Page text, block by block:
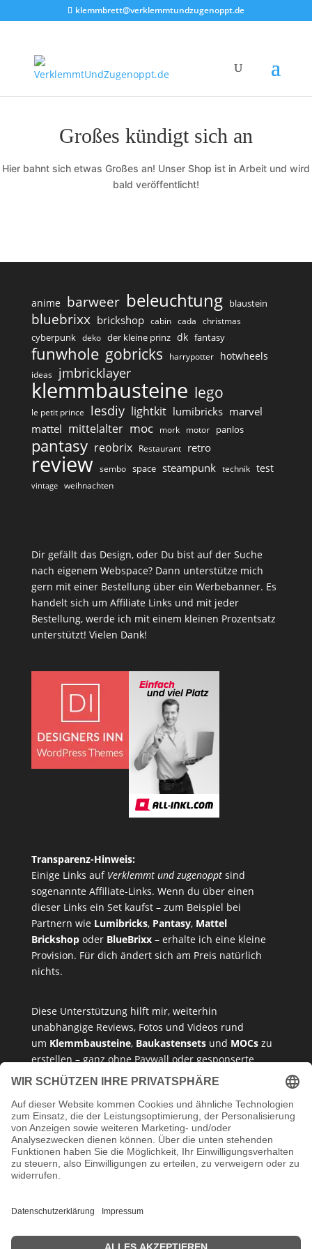
klemmbrett@verklemmtundzugenoppt.de
Großes kündigt sich an
Hier bahnt sich etwas Großes an! Unser Shop ist in Arbeit und wird
bald veröffentlicht!
anime barweer beleuchtung blaustein
bluebrixx brickshop cabin cada christmas
cyberpunk deko der kleine prinz dk fantasy
funwhole gobricks harrypotter hotwheels
ideas jmbricklayer
klemmbausteine lego
le petit prince lesdiy lightkit lumibricks marvel
mattel mittelalter moc mork motor panlos
pantasy reobrix Restaurant retro
review sembo space steampunk technik test
vintage weihnachten
Dir gefällt das Design, oder Du bist auf der Suche
nach eigenem Webspace? Dann unterstütze mich
gern mit einer Bestellung über ein Werbebanner. Es
handelt sich um Affiliate Links und mit jeder
Bestellung, werde ich mit einem kleinen Prozentsatz
unterstützt! Vielen Dank!
Transparenz-Hinweis:
Einige Links auf Verklemmt und zugenopptsind
sogenannte Affiliate-Links. Wenn du über einen
dieser Links ein Set kaufst – zum Beispiel bei
Partnern wie Lumibricks, Pantasy, Mattel
Brickshopoder BlueBrixx– erhalte ich eine kleine
Provision. Für dich ändert sich am Preis natürlich
nichts.
Diese Unterstützung hilft mir, weiterhin
unabhängige Reviews, Fotos und Videos rund
um Klemmbausteine, Baukastensetsund MOCszu
erstellen – ganz ohne Paywall oder gesponserte
Meinung. Ich empfehle nur Produkte, die ich selbst
vertreten kann.
Danke, dass du mein Klemmbaustein-Herz unterstützt!